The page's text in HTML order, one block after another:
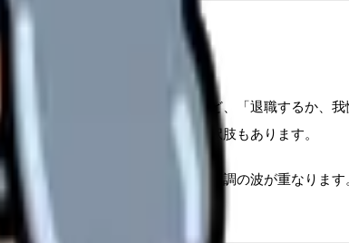
です。辞めたい気持ちが強いほど、「退職するか、我
期を調整するなど、間にある選択肢もあります。
、相談できる相手、家庭事情、体調の波が重なりま